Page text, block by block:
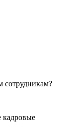
сотрудникам?
кадровые